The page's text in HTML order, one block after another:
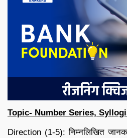
Topic- Number Series,
Direction (1-5): निम्नलिखित